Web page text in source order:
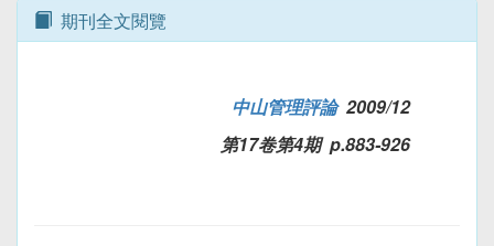
期刊全文閱覽
中山管理評論2009/12
第17卷第4期 p.883-926